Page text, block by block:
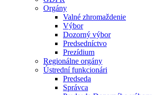
Orgány
Valné zhromaždenie
Výbor
Dozorný výbor
Predsedníctvo
Prezídium
Regionálne orgány
Ústrední funkcionári
Predseda
Správca